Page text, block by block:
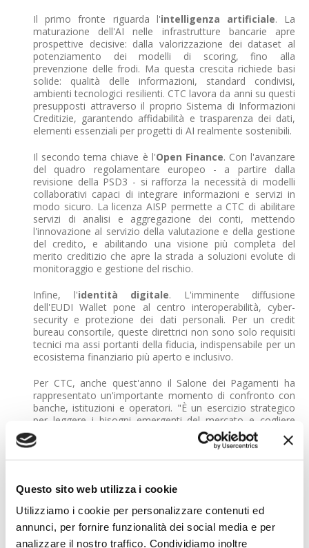
Questo sito web utilizza i cookie
Utilizziamo i cookie per personalizzare contenuti ed
annunci, per fornire funzionalità dei social media e per
analizzare il nostro traffico. Condividiamo inoltre
Il primo fronte riguarda l'intelligenza artificiale. La
maturazione dell'AI nelle infrastrutture bancarie apre
prospettive decisive: dalla valorizzazione dei dataset al
potenziamento dei modelli di scoring, fino alla
prevenzione delle frodi. Ma questa crescita richiede basi
solide: qualità delle informazioni, standard condivisi,
ambienti tecnologici resilienti. CTC lavora da anni su questi
presupposti attraverso il proprio Sistema di Informazioni
Creditizie, garantendo affidabilità e trasparenza dei dati,
elementi essenziali per progetti di AI realmente sostenibili.
Il secondo tema chiave è l'Open Finance. Con l'avanzare
del quadro regolamentare europeo - a partire dalla
revisione della PSD3 - si rafforza la necessità di modelli
collaborativi capaci di integrare informazioni e servizi in
modo sicuro. La licenza AISP permette a CTC di abilitare
servizi di analisi e aggregazione dei conti, mettendo
l'innovazione al servizio della valutazione e della gestione
del credito, e abilitando una visione più completa del
merito creditizio che apre la strada a soluzioni evolute di
monitoraggio e gestione del rischio.
Infine, l'identità digitale. L'imminente diffusione
dell'EUDI Wallet pone al centro interoperabilità, cyber-
security e protezione dei dati personali. Per un credit
bureau consortile, queste direttrici non sono solo requisiti
tecnici ma assi portanti della fiducia, indispensabile per un
ecosistema finanziario più aperto e inclusivo.
Per CTC, anche quest'anno il Salone dei Pagamenti ha
rappresentato un'importante momento di confronto con
banche, istituzioni e operatori. "È un esercizio strategico
per leggere i bisogni emergenti del mercato e cogliere
spunti per orientare nuovi percorsi di innovazione", spiega
Giuseppe Verniero, Direttore Operativo di CTC
. "In
particolare, per chi - come noi - opera come Credit Bureau
non per il singolo, ma se messo a sistema come
patrimonio comune. L'obiettivo per i prossimi mesi",
conclude, "sarà tradurre queste tendenze in strumenti e
servizi capaci di rafforzare il sistema finanziario italiano,
mantenendo al centro sicurezza, qualità dei dati e